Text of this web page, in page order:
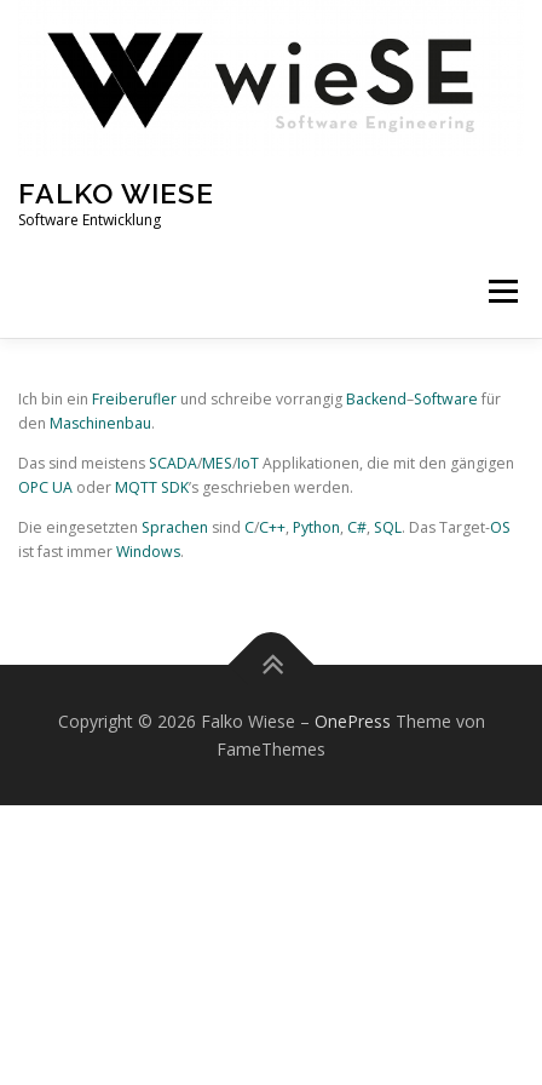
FALKO WIESE
Software Entwicklung
Menü
Ich bin ein Freiberufler und schreibe vorrangigBackend–Software für
den Maschinenbau.
Das sind meistens SCADA/MES/IoTApplikationen, die mit den gängigen
OPC UA oderMQTT SDK’s geschrieben werden.
Die eingesetzten Sprachen sind C/C++, Python, C#, SQL. Das Target-OS
ist fast immerWindows.
Copyright © 2026 Falko Wiese – OnePress Theme von
FameThemes